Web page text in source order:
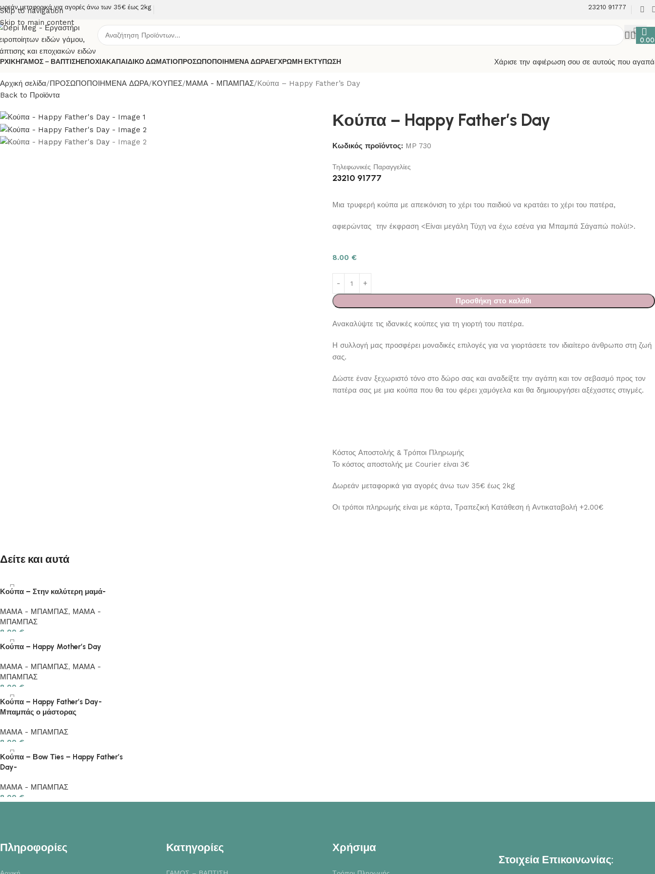
Skip to navigation
Skip to main content
μεταφορικά για αγορές άνω των 35€ έως 2kg 23210 91777
ΓΑΜΟΣ – ΒΑΠΤΙΣΗΕΠΟΧΙΑΚΑΠΑΙΔΙΚΟ ΔΩΜΑΤΙΟΠΡΟΣΩΠΟΠΟΙΗΜΕΝΑ ΔΩΡΑΕΓΧΡΩΜΗ ΕΚΤΥΠΩΣΗ Χάρισε την αφιέρωση σου σε αυτούς που
Αρχική σελίδα ΠΡΟΣΩΠΟΠΟΙΗΜΕΝΑ ΔΩΡΑ ΚΟΥΠΕΣ ΜΑΜΑ - ΜΠΑΜΠΑΣ Κούπα – Happy Father’s Day
Back to Προϊόντα
Κούπα – Happy Father’s Day
Κωδικός προϊόντος: MP 730
Τηλεφωνικές Παραγγελίες
23210 91777
Μια τρυφερή κούπα με απεικόνιση το χέρι του παιδιού να κρατάει το χέρι του πατέρα,
αφιερώντας την έκφραση <Είναι μεγάλη Τύχη να έχω εσένα για Μπαμπά Σάγαπώ πολύ!>.
8.00 €
Προσθήκη στο καλάθι
Ανακαλύψτε τις ιδανικές κούπες για τη γιορτή του πατέρα.
Η συλλογή μας προσφέρει μοναδικές επιλογές για να γιορτάσετε τον ιδιαίτερο άνθρωπο στη ζωή
σας.
Δώστε έναν ξεχωριστό τόνο στο δώρο σας και αναδείξτε την αγάπη και τον σεβασμό προς τον
πατέρα σας με μια κούπα που θα του φέρει χαμόγελα και θα δημιουργήσει αξέχαστες στιγμές.
Κόστος Αποστολής & Τρόποι Πληρωμής
Το κόστος αποστολής με Courier είναι 3€
Δωρεάν μεταφορικά για αγορές άνω των 35€ έως 2kg
Οι τρόποι πληρωμής είναι με κάρτα, Τραπεζική Κατάθεση ή Αντικαταβολή +2.00€
Δείτε και αυτά
Κούπα – Στην καλύτερη μαμά-
ΜΑΜΑ - ΜΠΑΜΠΑΣ, ΜΑΜΑ -
ΜΠΑΜΠΑΣ
8.00 €
Κούπα – Happy Mother’s Day
ΜΑΜΑ - ΜΠΑΜΠΑΣ, ΜΑΜΑ -
ΜΠΑΜΠΑΣ
8.00 €
Κούπα – Happy Father’s Day-
Μπαμπάς ο μάστορας
ΜΑΜΑ - ΜΠΑΜΠΑΣ
8.00 €
Κούπα – Βow Τies – Happy Father’s
Day-
ΜΑΜΑ - ΜΠΑΜΠΑΣ
8.00 €
Πληροφορίες Κατηγορίες Χρήσιμα
Στοιχεία Επικοινωνίας: